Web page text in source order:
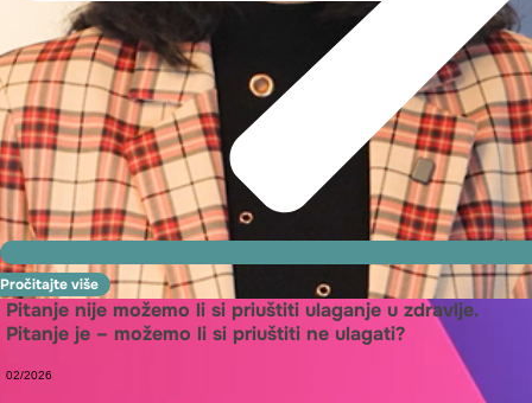
Pročitajte više
Pitanje nije možemo li si priuštiti ulaganje u zdravlje.
Pitanje je – možemo li si priuštiti ne ulagati?
02/2026